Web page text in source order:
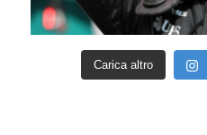
Carica altro